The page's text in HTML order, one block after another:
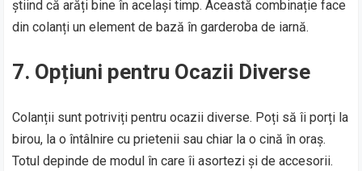
știind că arăți bine în același timp. Această combinație face
din colanți un element de bază în garderoba de iarnă.
7. Opțiuni pentru Ocazii Diverse
Colanții sunt potriviți pentru ocazii diverse. Poți să îi porți la
birou, la o întâlnire cu prietenii sau chiar la o cină în oraș.
Totul depinde de modul în care îi asortezi și de accesorii.